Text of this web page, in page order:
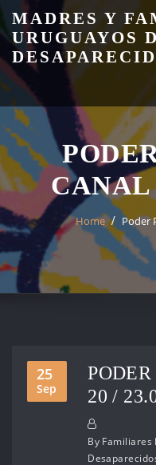
Skip
to
content
MADRES Y
URUGUAYOS
CANAL
Home Poder
25
Sep
20 /
By Familiares